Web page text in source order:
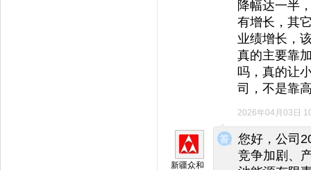
降幅达一半
有增长，其
业绩增长，
真的主要靠
吗，真的让
司，不是靠
2026年04月03日
◆
◆
新疆众和
您好，公司
竞争加剧、